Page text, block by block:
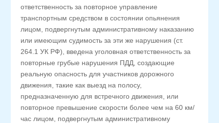
ответственность за повторное управление
транспортным средством в состоянии опьянения
лицом, подвергнутым административному наказанию
или имеющим судимость за эти же нарушения (ст.
264.1 УК РФ), введена уголовная ответственность за
повторные грубые нарушения ПДД, создающие
реальную опасность для участников дорожного
движения, такие как выезд на полосу,
предназначенную для встречного движения, или
повторное превышение скорости более чем на 60 км/
час лицом, подвергнутым административному